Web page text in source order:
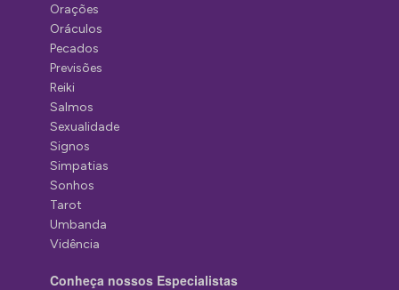
Orações
Oráculos
Pecados
Previsões
Reiki
Salmos
Sexualidade
Signos
Simpatias
Sonhos
Tarot
Umbanda
Vidência
Conheça nossos Especialistas